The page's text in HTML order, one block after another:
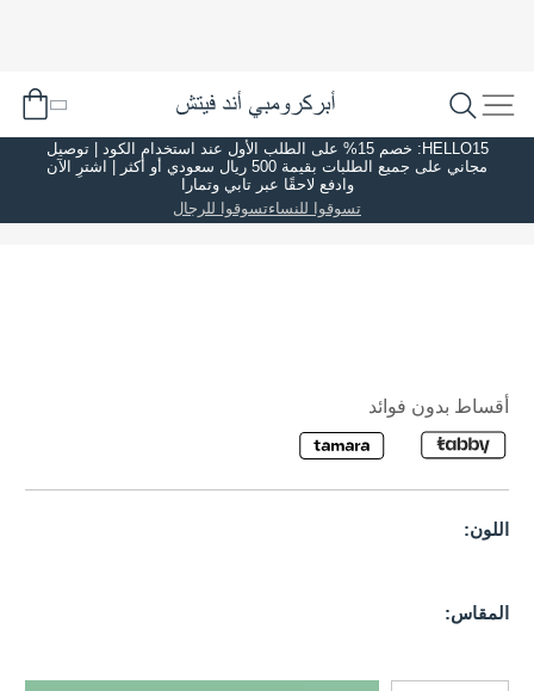
HELLO15: خصم 15% على الطلب الأول عند استخدام الكود | توصيل
مجاني على جميع الطلبات بقيمة 500 ريال سعودي أو أكثر | اشترِ الآن
وادفع لاحقًا عبر تابي وتمارا
تسوقوا للنساءتسوقوا للرجال
أقساط بدون فوائد
اللون:
المقاس: